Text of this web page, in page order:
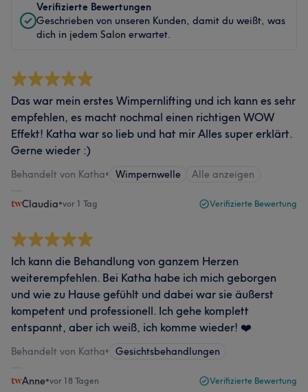
Verifizierte Bewertungen
Geschrieben von unseren Kunden, damit du weißt, was
dich in jedem Salon erwartet.
Das war mein erstes Wimpernlifting und ich kann es sehr
empfehlen, es macht nochmal einen richtigen WOW
Effekt! Katha war so lieb und hat mir Alles super erklärt.
Gerne wieder :)
Behandelt von Katha• Wimpernwelle Alle anzeigen
Claudia•vor 1 Tag Verifizierte Bewertung
Ich kann die Behandlung von ganzem Herzen
weiterempfehlen. Bei Katha habe ich mich geborgen
und wie zu Hause gefühlt und dabei war sie äußerst
kompetent und professionell. Ich gehe komplett
entspannt, aber ich weiß, ich komme wieder! ❤️
Behandelt von Katha• Gesichtsbehandlungen
Anne•vor 18 Tagen Verifizierte Bewertung